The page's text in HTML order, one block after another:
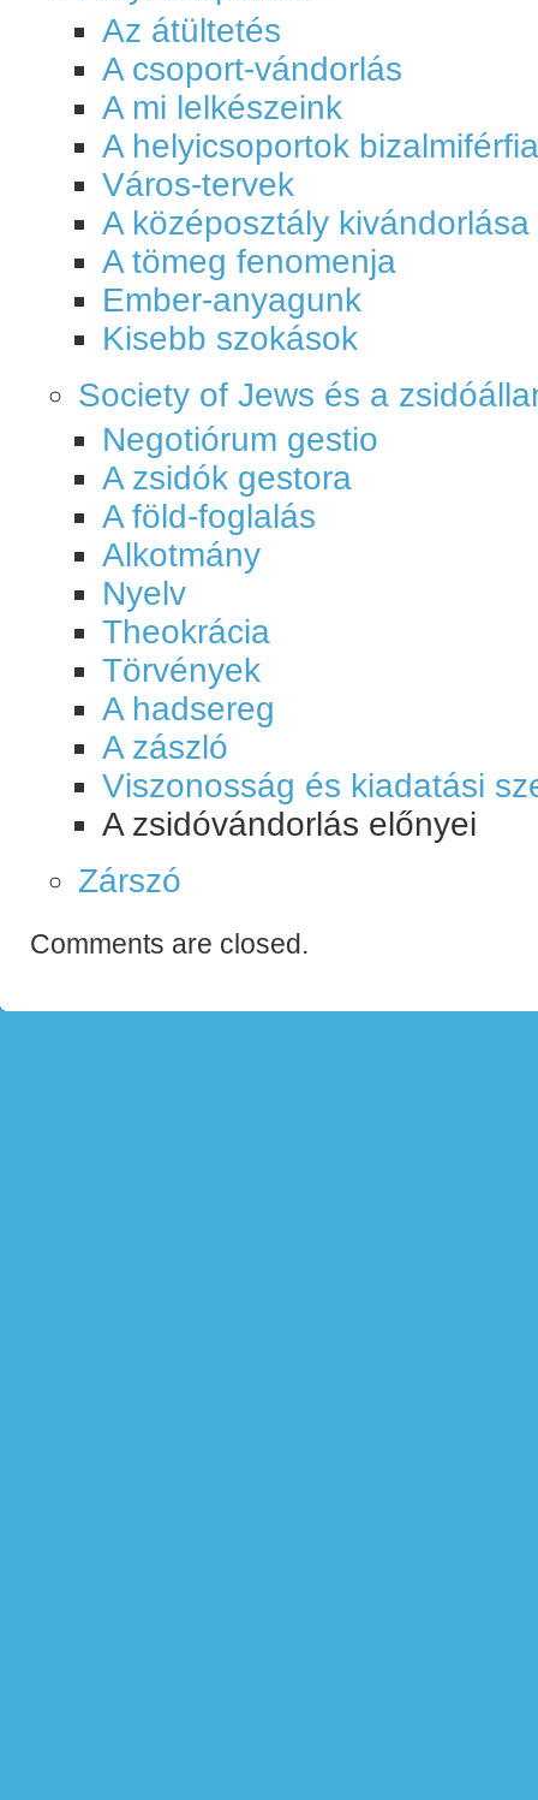
Az átültetés
A csoport-vándorlás
A mi lelkészeink
A helyicsoportok
Város-tervek
A középosztály kivándorlása
A tömeg fenomenja
Ember-anyagunk
Kisebb szokások
Society of Jews és a
Negotiórum gestio
A zsidók gestora
A föld-foglalás
Alkotmány
Nyelv
Theokrácia
Törvények
A hadsereg
A zászló
Viszonosság és kiadatási
A zsidóvándorlás előnyei
Zárszó
Comments are closed.